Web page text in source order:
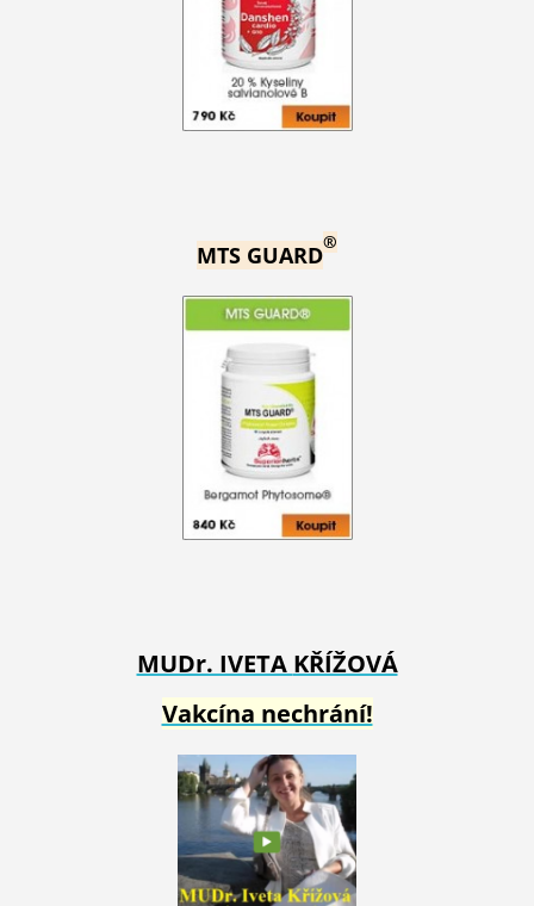
MTS GUARD®
MUDr. IVETA KŘÍŽOVÁ
Vakcína nechrání!